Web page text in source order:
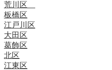
荒川区
板橋区
江戸川区
大田区
葛飾区
北区
江東区